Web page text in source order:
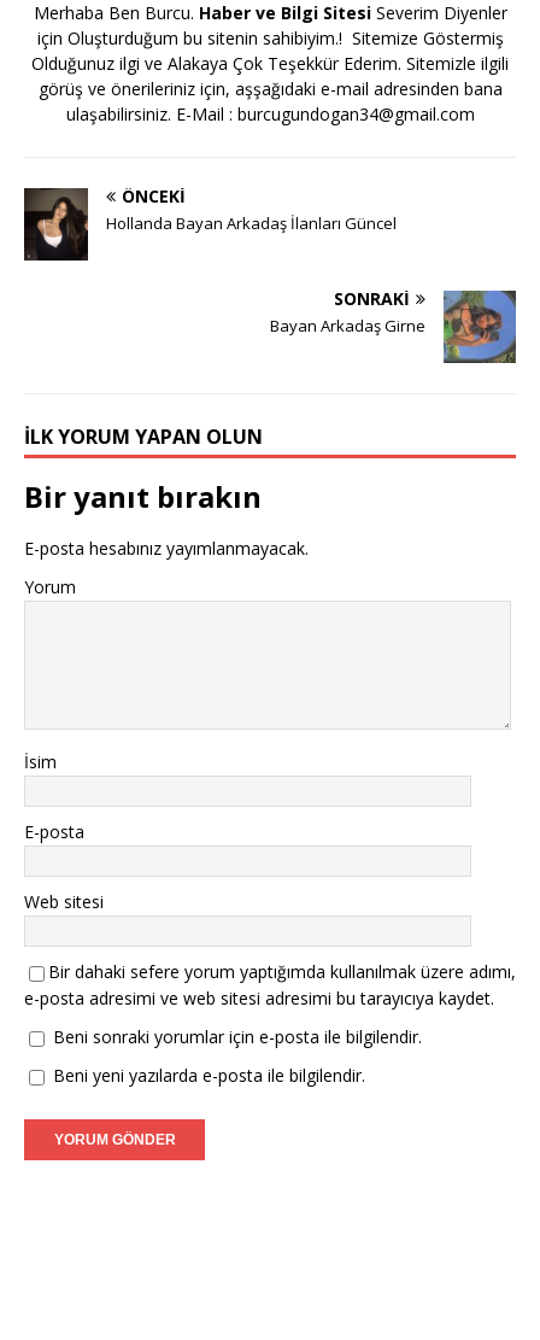
Merhaba Ben Burcu. Haber ve Bilgi SitesiSeverim Diyenler
için Oluşturduğum bu sitenin sahibiyim.! Sitemize Göstermiş
Olduğunuz ilgi ve Alakaya Çok Teşekkür Ederim. Sitemizle ilgili
görüş ve önerileriniz için, aşşağıdaki e-mail adresinden bana
ulaşabilirsiniz. E-Mail : burcugundogan34@gmail.com
ÖNCEKI
Hollanda Bayan Arkadaş İlanları Güncel
SONRAKI
Bayan Arkadaş Girne
İLK YORUM YAPAN OLUN
Bir yanıt bırakın
E-posta hesabınız yayımlanmayacak.
Yorum
İsim
E-posta
Web sitesi
Bir dahaki sefere yorum yaptığımda kullanılmak üzere adımı,
e-posta adresimi ve web sitesi adresimi bu tarayıcıya kaydet.
Beni sonraki yorumlar için e-posta ile bilgilendir.
Beni yeni yazılarda e-posta ile bilgilendir.